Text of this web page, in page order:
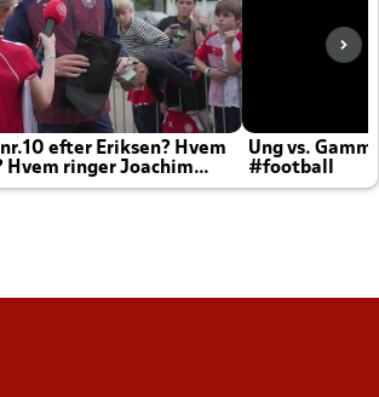
efter Eriksen? Hvem
Hvem ringer Joachim
Ung vs.
#football